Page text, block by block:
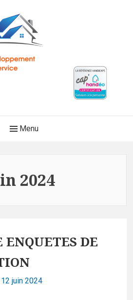
SERVICE
Menu
2024
ENQUETES DE
12 juin 2024